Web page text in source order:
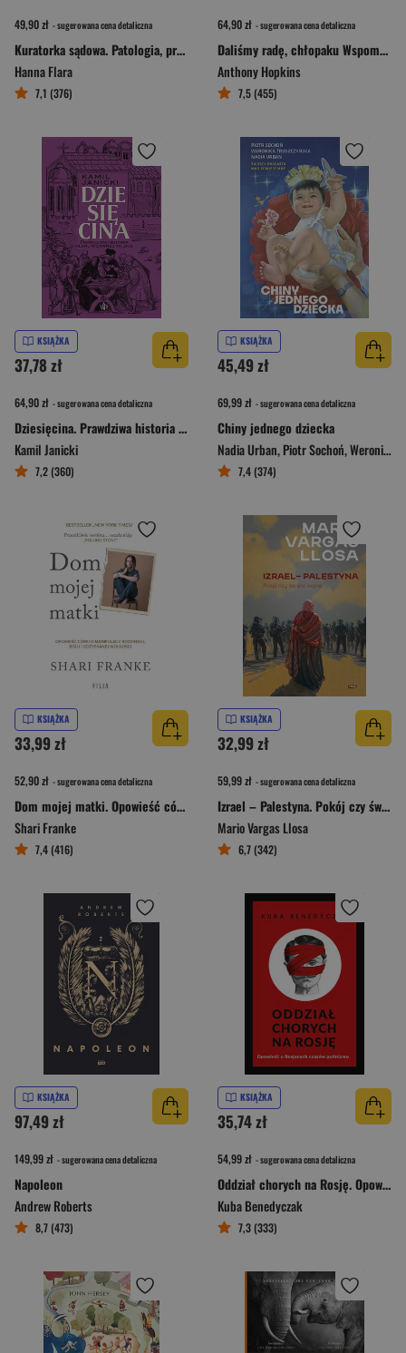
49,90 zł - sugerowana cena detaliczna
Kuratorka sądowa. Patologia, przemoc i dramaty w polskich domach
Hanna Flara
7,1 (376)
64,90 zł - sugerowana cena detaliczna
Daliśmy radę, chłopaku Wspomnienia
Anthony Hopkins
7,5 (455)
KSIĄŻKA
37,78 zł
64,90 zł - sugerowana cena detaliczna
Dziesięcina. Prawdziwa historia kleru w dawnej Polsce
Kamil Janicki
7,2 (360)
KSIĄŻKA
45,49 zł
69,99 zł - sugerowana cena detaliczna
Chiny jednego dziecka
Nadia Urban,Piotr Sochoń,Weronika Truszczyńska
7,4 (374)
KSIĄŻKA
33,99 zł
52,90 zł - sugerowana cena detaliczna
Dom mojej matki. Opowieść córki o rodzinnej manipulacji, bólu i odzyskanej wolności
Shari Franke
7,4 (416)
KSIĄŻKA
32,99 zł
59,99 zł - sugerowana cena detaliczna
Izrael – Palestyna. Pokój czy święta wojna
Mario Vargas Llosa
6,7 (342)
KSIĄŻKA
97,49 zł
149,99 zł - sugerowana cena detaliczna
Napoleon
Andrew Roberts
8,7 (473)
KSIĄŻKA
35,74 zł
54,99 zł - sugerowana cena detaliczna
Oddział chorych na Rosję. Opowieść o Rosjanach czasów putinizmu
Kuba Benedyczak
7,3 (333)